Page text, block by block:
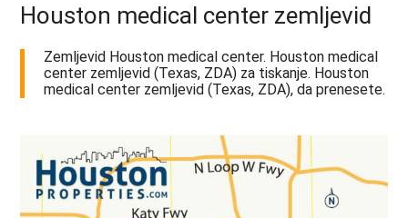
Houston medical center zemljevid
Zemljevid Houston medical center. Houston medical
center zemljevid (Texas, ZDA) za tiskanje. Houston
medical center zemljevid (Texas, ZDA), da prenesete.